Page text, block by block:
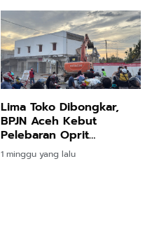
Lima Toko Dibongkar,
BPJN Aceh Kebut
Pelebaran Oprit
Jembatan Baru Kuta
Blang
1 minggu yang lalu